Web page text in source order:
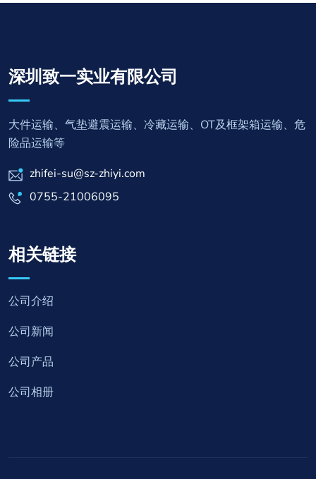
深圳致一实业有限公司
大件运输、气垫避震运输、冷藏运输、OT及框架箱运输、危
险品运输等
zhifei-su@sz-zhiyi.com
0755-21006095
相关链接
公司介绍
公司新闻
公司产品
公司相册